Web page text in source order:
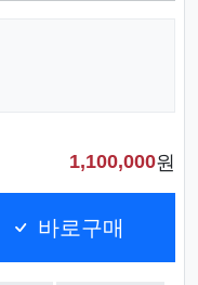
1,100,000원
바로구매